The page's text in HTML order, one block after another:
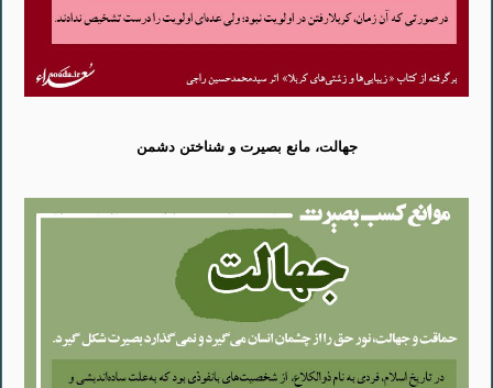
جهالت، مانع بصیرت و شناختن دشمن